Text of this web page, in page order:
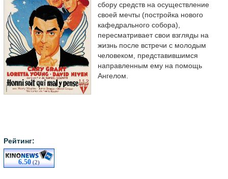
Рейтинг:
6.50 (2)
сбору средств на осуществление
своей мечты (постройка нового
кафедрального собора),
пересматривает свои взгляды на
жизнь после встречи с молодым
человеком, представившимся
направленным ему на помощь
Ангелом.